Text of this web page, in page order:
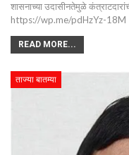
शासनाच्या उदासीनतेमुळे
https://wp.me/pdHzYz-18M
READ MORE...
ताज्या बातम्या